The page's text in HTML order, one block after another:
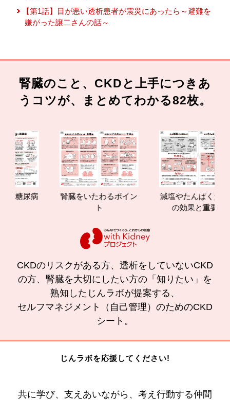
【第1話】目が悪い透析患者が震災にあったら～避難を
嫌がった譲二さんの話～
腎臓のこと、CKDと上手につきあ
うコツが、まとめてわかる82枚。
腎臓をいたわるポイン
減塩やたんぱく質管理
の効果と重要性
CKDのリスクがある方、透析をしていないCKD
の方、腎臓を大切にしたい方の「知りたい」を
熟知したじんラボが提案する、
セルフマネジメント（自己管理）のためのCKD
シート。
じんラボを応援してください!
共に学び、支えあいながら、考え行動する仲間